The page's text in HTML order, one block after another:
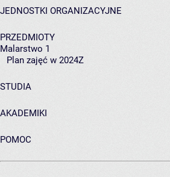
JEDNOSTKI ORGANIZACYJNE
PRZEDMIOTY
Malarstwo 1
Plan zajęć w 2024Z
STUDIA
AKADEMIKI
POMOC